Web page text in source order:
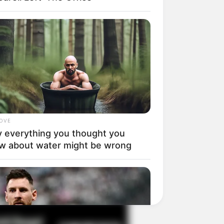
10 Potret Makanan Gagal
yang Bikin Kamu
Selera
Manekin Anti
yang Konyol
everything you thought you
about water might be wrong